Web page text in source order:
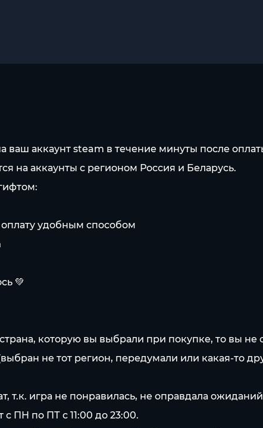
ваш аккаунт steam в течение минуты после
на аккаунты с регионом Россия и Беларусь.
удобным способом
💚
которую вы выбрали при покупке, то вы не
не тот регион, передумали или какая-то
т.к. игра не понравилась, не оправдала
ПН по ПТ с 11:00 до 23:00.